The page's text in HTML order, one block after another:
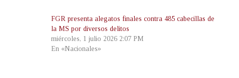
FGR presenta alegatos finales contra 485 cabecillas de
la MS por diversos delitos
miércoles, 1 julio 2026 2:07 PM
En «Nacionales»